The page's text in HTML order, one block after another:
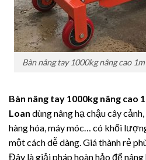
Bàn nâng tay 1000kg nâng cao
Bàn nâng tay 1000kg nâng cao
Loan dùng nâng hạ chậu cây
hàng hóa, máy móc… có khối
một cách dễ dàng. Giá thành rẻ
Đây là giải pháp hoàn hảo để